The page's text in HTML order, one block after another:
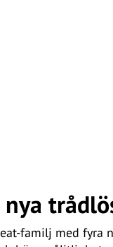
nya
familj med fyra